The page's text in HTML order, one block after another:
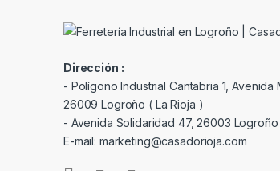
Dirección :
- Polígono Industrial Cantabria 1, Avenida
26009 Logroño ( La Rioja )
- Avenida Solidaridad 47, 26003 Logroño
E-mail: marketing@casadorioja.com